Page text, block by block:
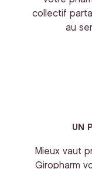
collectif
au
UN
Mieux vaut
Giropharm